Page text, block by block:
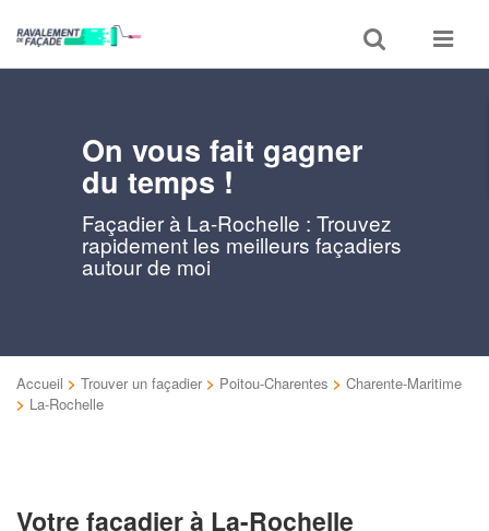
Toggle
search
Toggle
On vous fait gagner
du temps !
Façadier à La-Rochelle : Trouvez
rapidement les meilleurs façadiers
autour de moi
Accueil > Trouver un façadier > Poitou-Charentes > Charente-Maritime
> La-Rochelle
Votre façadier à La-Rochelle